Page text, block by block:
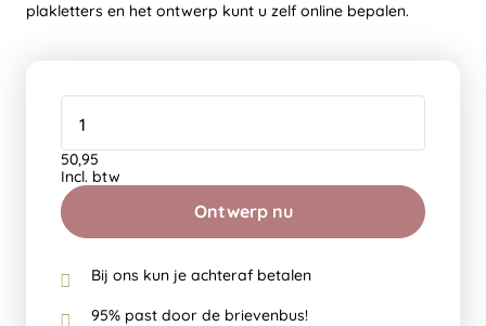
plakletters en het ontwerp kunt u zelf online bepalen.
Ontwerp nu
50,95
Incl. btw
Bij ons kun je achteraf betalen
95% past door de brievenbus!